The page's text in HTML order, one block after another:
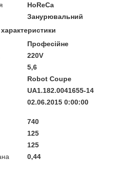
HoReCa
Занурювальний
Професійне
220V
5,6
Robot Coupe
UA1.182.0041655-14
02.06.2015 0:00:00
740
125
125
0,44